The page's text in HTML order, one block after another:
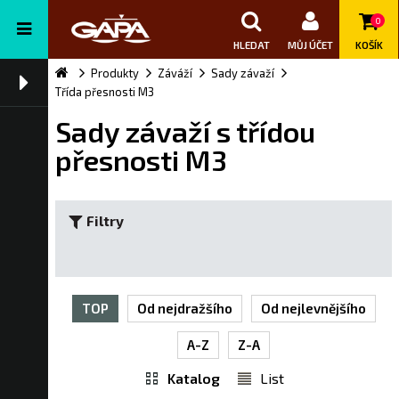
HLEDAT MŮJ ÚČET
0
KOŠÍK
Produkty Záváží
Sady závaží
Třída přesnosti M3
Sady závaží s třídou
přesnosti M3
Filtry
TOP Od nejdražšího Od nejlevnějšího
A-Z Z-A
Katalog List